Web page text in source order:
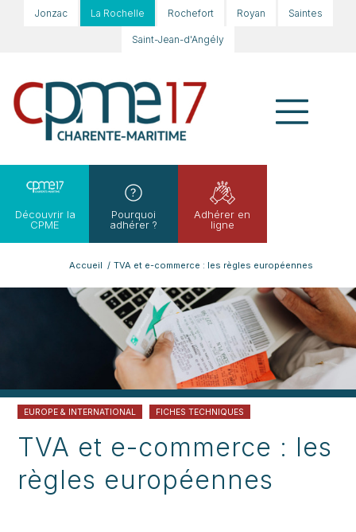
Jonzac La Rochelle Rochefort Royan Saintes
Saint-Jean-d'Angély
Découvrir la
CPME
Pourquoi
adhérer ?
Adhérer en
ligne
Accueil / TVA et e-commerce : les règles européennes
EUROPE & INTERNATIONAL FICHES TECHNIQUES
TVA et e-commerce : les
règles européennes